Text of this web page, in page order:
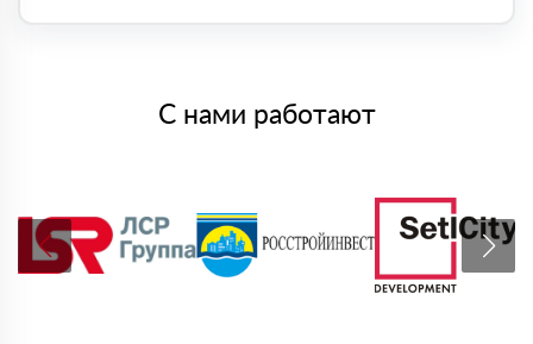
С нами работают